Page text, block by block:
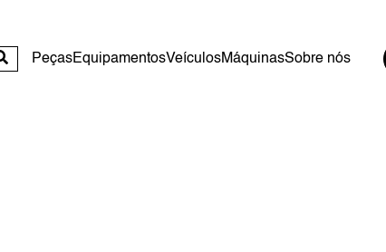
PeçasEquipamentosVeículosMáquinasSobre nós